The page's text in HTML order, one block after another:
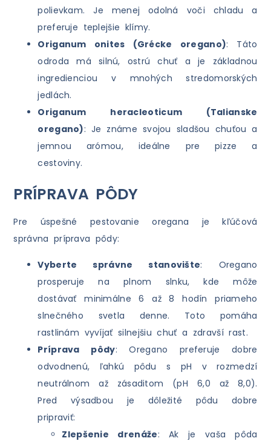
polievkam. Je menej odolná voči chladu a
preferuje teplejšie klímy.
Origanum onites (Grécke oregano): Táto
odroda má silnú, ostrú chuť a je základnou
ingredienciou v mnohých stredomorských
jedlách.
Origanum heracleoticum (Talianske
oregano): Je známe svojou sladšou chuťou a
jemnou arómou, ideálne pre pizze a
cestoviny.
PRÍPRAVA PÔDY
Pre úspešné pestovanie oregana je kľúčová
správna príprava pôdy:
Vyberte správne stanovište: Oregano
prosperuje na plnom slnku, kde môže
dostávať minimálne 6 až 8 hodín priameho
slnečného svetla denne. Toto pomáha
rastlinám vyvíjať silnejšiu chuť a zdravší rast.
Príprava pôdy: Oregano preferuje dobre
odvodnenú, ľahkú pôdu s pH v rozmedzí
neutrálnom až zásaditom (pH 6,0 až 8,0).
Pred výsadbou je dôležité pôdu dobre
pripraviť:
Zlepšenie drenáže: Ak je vaša pôda